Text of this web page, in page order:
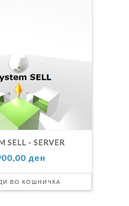
SELL - SERVER
ден